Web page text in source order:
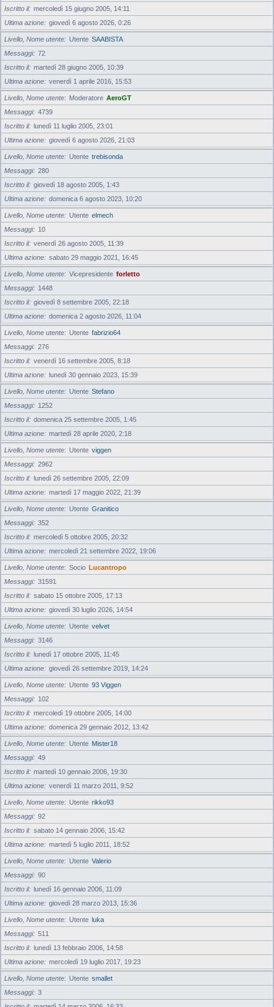
Iscritto il
mercoledì 15 giugno 2005, 14:11
Ultima azione
giovedì 6 agosto 2026, 0:26
Livello, Nome utente Utente SAABISTA
Messaggi
72
Iscritto il
martedì 28 giugno 2005, 10:39
Ultima azione
venerdì 1 aprile 2016, 15:53
Livello, Nome utente Moderatore AeroGT
Messaggi
4739
Iscritto il
lunedì 11 luglio 2005, 23:01
Ultima azione
giovedì 6 agosto 2026, 21:03
Livello, Nome utente Utente trebisonda
Messaggi
280
Iscritto il
giovedì 18 agosto 2005, 1:43
Ultima azione
domenica 6 agosto 2023, 10:20
Livello, Nome utente Utente elmech
Messaggi
10
Iscritto il
venerdì 26 agosto 2005, 11:39
Ultima azione
sabato 29 maggio 2021, 16:45
Livello, Nome utente Vicepresidente forletto
Messaggi
1448
Iscritto il
giovedì 8 settembre 2005, 22:18
Ultima azione
domenica 2 agosto 2026, 11:04
Livello, Nome utente Utente fabrizio64
Messaggi
276
Iscritto il
venerdì 16 settembre 2005, 8:18
Ultima azione
lunedì 30 gennaio 2023, 15:39
Livello, Nome utente Utente Stefano
Messaggi
1252
Iscritto il
domenica 25 settembre 2005, 1:45
Ultima azione
martedì 28 aprile 2020, 2:18
Livello, Nome utente Utente viggen
Messaggi
2962
Iscritto il
lunedì 26 settembre 2005, 22:09
Ultima azione
martedì 17 maggio 2022, 21:39
Livello, Nome utente Utente Granitico
Messaggi
352
Iscritto il
mercoledì 5 ottobre 2005, 20:32
Ultima azione
mercoledì 21 settembre 2022, 19:06
Livello, Nome utente Socio Lucantropo
Messaggi
31591
Iscritto il
sabato 15 ottobre 2005, 17:13
Ultima azione
giovedì 30 luglio 2026, 14:54
Livello, Nome utente Utente velvet
Messaggi
3146
Iscritto il
lunedì 17 ottobre 2005, 11:45
Ultima azione
giovedì 26 settembre 2019, 14:24
Livello, Nome utente Utente 93 Viggen
Messaggi
102
Iscritto il
mercoledì 19 ottobre 2005, 14:00
Ultima azione
domenica 29 gennaio 2012, 13:42
Livello, Nome utente Utente Mister18
Messaggi
49
Iscritto il
martedì 10 gennaio 2006, 19:30
Ultima azione
venerdì 11 marzo 2011, 9:52
Livello, Nome utente Utente rikko93
Messaggi
92
Iscritto il
sabato 14 gennaio 2006, 15:42
Ultima azione
martedì 5 luglio 2011, 18:52
Livello, Nome utente Utente Valerio
Messaggi
90
Iscritto il
lunedì 16 gennaio 2006, 11:09
Ultima azione
giovedì 28 marzo 2013, 15:36
Livello, Nome utente Utente luka
Messaggi
511
Iscritto il
lunedì 13 febbraio 2006, 14:58
Ultima azione
mercoledì 19 luglio 2017, 19:23
Livello, Nome utente Utente smallet
Messaggi
3